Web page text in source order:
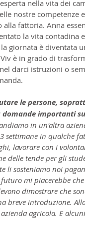
nella vita dei
nostre
fattoria. Anna
la vita contadina
la giornata è diventata
è in grado di
darci istruzioni o
le persone,
domande importanti
in un'altra
settimane in qualche
lavorare con i
delle tende per gli
li sosteniamo noi
mi piacerebbe
dimostrare che
breve introduzione.
agricola. E